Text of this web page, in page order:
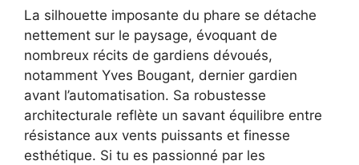
La silhouette imposante du phare se détache
nettement sur le paysage, évoquant de
nombreux récits de gardiens dévoués,
notamment Yves Bougant, dernier gardien
avant l’automatisation. Sa robustesse
architecturale reflète un savant équilibre entre
résistance aux vents puissants et finesse
esthétique. Si tu es passionné par les